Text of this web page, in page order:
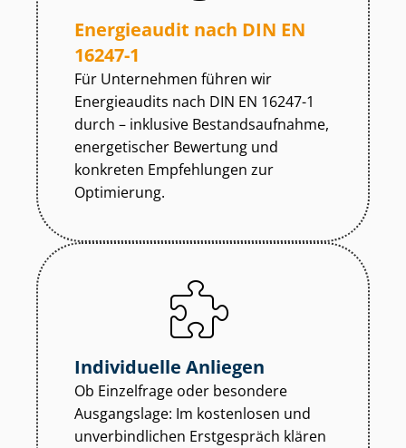
Energieaudit nach DIN EN
16247-1
Für Unternehmen führen wir
Energieaudits nach DIN EN 16247-1
durch – inklusive Be­stands­auf­nah­me,
energetischer Bewertung und
konkreten Empfehlungen zur
Optimierung.
Individuelle Anliegen
Ob Einzelfrage oder besondere
Ausgangslage: Im kostenlosen und
unverbindlichen Erstgespräch klären